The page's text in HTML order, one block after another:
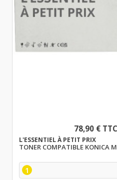
78,90 € TTC
L'ESSENTIEL À PETIT PRIX
TONER COMPATIBLE KONICA
1